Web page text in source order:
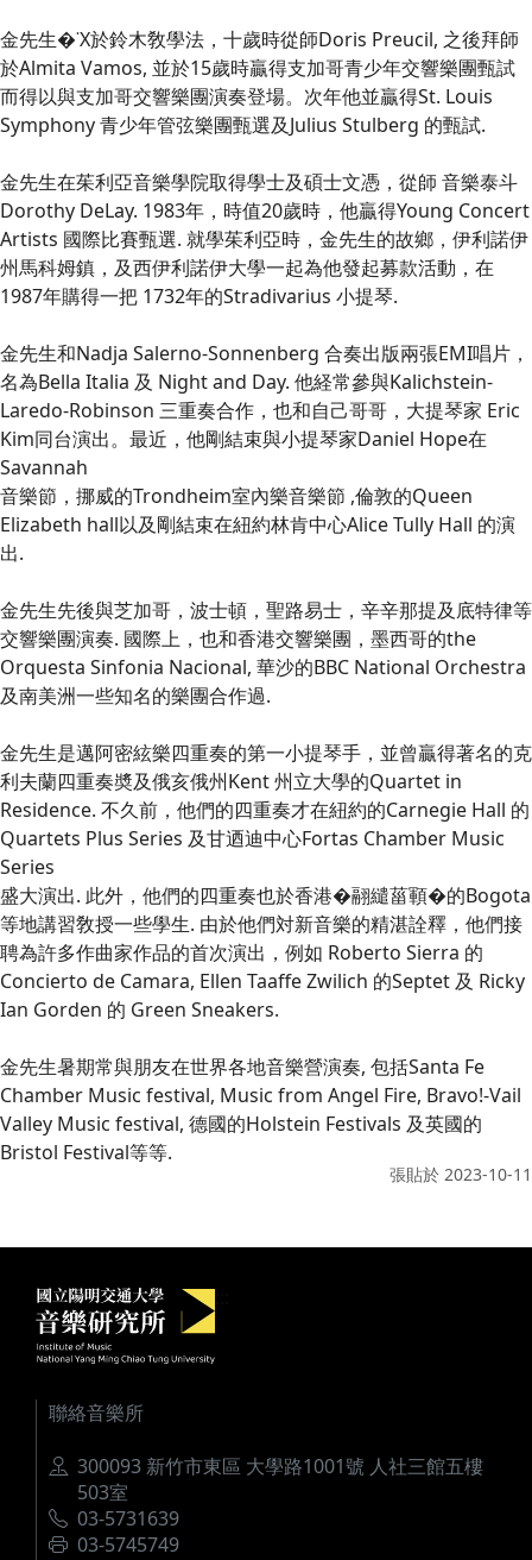
金先生�˙X於鈴木敎學法，十歲時從師Doris Preucil, 之後拜師
於Almita Vamos, 並於15歲時贏得支加哥青少年交響樂團甄試
而得以與支加哥交響樂團演奏登場。次年他並贏得St. Louis
Symphony 青少年管弦樂團甄選及Julius Stulberg 的甄試.
金先生在茱利亞音樂學院取得學士及碩士文憑，從師 音樂泰斗
Dorothy DeLay. 1983年，時值20歲時，他贏得Young Concert
Artists 國際比賽甄選. 就學茱利亞時，金先生的故鄉，伊利諾伊
州馬科姆鎮，及西伊利諾伊大學一起為他發起募款活動，在
1987年購得一把 1732年的Stradivarius 小提琴.
金先生和Nadja Salerno-Sonnenberg 合奏出版兩張EMI唱片，
名為Bella Italia 及 Night and Day. 他経常參與Kalichstein-
Laredo-Robinson 三重奏合作，也和自己哥哥，大提琴家 Eric
Kim同台演出。最近，他剛結束與小提琴家Daniel Hope在
Savannah
音樂節，挪威的Trondheim室內樂音樂節 ,倫敦的Queen
Elizabeth hall以及剛結束在紐約林肯中心Alice Tully Hall 的演
出.
金先生先後與芝加哥，波士頓，聖路易士，辛辛那提及底特律等
交響樂團演奏. 國際上，也和香港交響樂團，墨西哥的the
Orquesta Sinfonia Nacional, 華沙的BBC National Orchestra
及南美洲一些知名的樂團合作過.
金先生是邁阿密絃樂四重奏的第一小提琴手，並曾贏得著名的克
利夫蘭四重奏奬及俄亥俄州Kent 州立大學的Quartet in
Residence. 不久前，他們的四重奏才在紐約的Carnegie Hall 的
Quartets Plus Series 及甘迺迪中心Fortas Chamber Music
Series
盛大演出. 此㚈，他們的四重奏也於香港�翮繾菑顐�的Bogota
等地講習敎授一些學生. 由於他們対新音樂的精湛詮釋，他們接
聘為許多作曲家作品的首次演出，例如 Roberto Sierra 的
Concierto de Camara, Ellen Taaffe Zwilich 的Septet 及 Ricky
Ian Gorden 的 Green Sneakers.
金先生暑期常與朋友在世界各地音樂營演奏, 包括Santa Fe
Chamber Music festival, Music from Angel Fire, Bravo!-Vail
Valley Music festival, 德國的Holstein Festivals 及英國的
Bristol Festival等等.
張貼於 2023-10-11
國立陽明交通大學音樂研究所
聯絡音樂所
地址
300093 新竹市東區 大學路1001號 人社三館五樓
503室
電話
03-5731639
傳真
03-5745749